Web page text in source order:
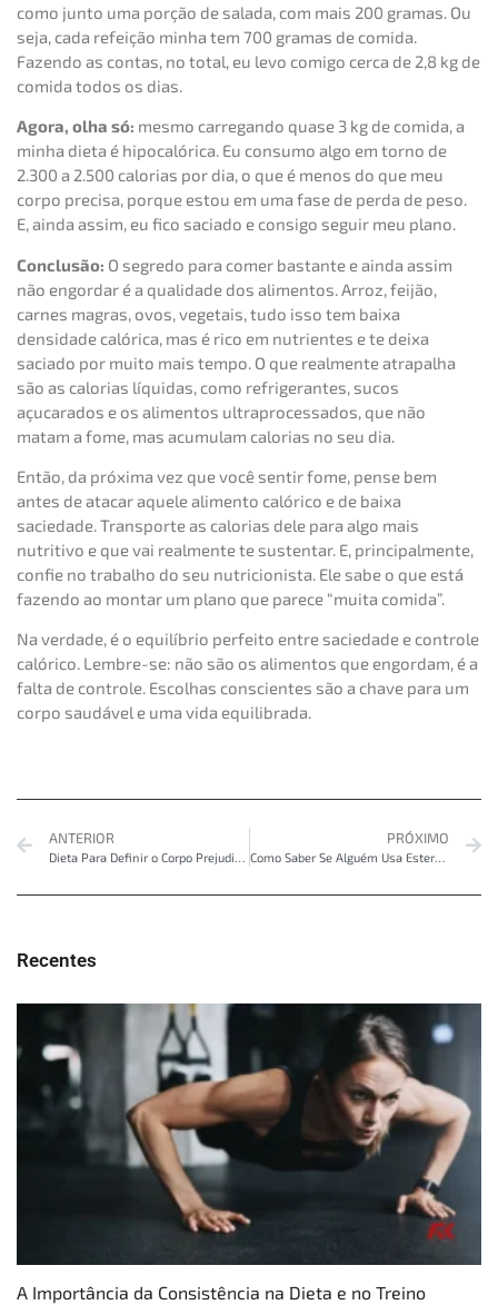
como junto uma porção de salada, com mais 200 gramas. Ou
seja, cada refeição minha tem 700 gramas de comida.
Fazendo as contas, no total, eu levo comigo cerca de 2,8 kg de
comida todos os dias.
Agora, olha só: mesmo carregando quase 3 kg de comida, a
minha dieta é hipocalórica. Eu consumo algo em torno de
2.300 a 2.500 calorias por dia, o que é menos do que meu
corpo precisa, porque estou em uma fase de perda de peso.
E, ainda assim, eu fico saciado e consigo seguir meu plano.
Conclusão: O segredo para comer bastante e ainda assim
não engordar é a qualidade dos alimentos. Arroz, feijão,
carnes magras, ovos, vegetais, tudo isso tem baixa
densidade calórica, mas é rico em nutrientes e te deixa
saciado por muito mais tempo. O que realmente atrapalha
são as calorias líquidas, como refrigerantes, sucos
açucarados e os alimentos ultraprocessados, que não
matam a fome, mas acumulam calorias no seu dia.
Então, da próxima vez que você sentir fome, pense bem
antes de atacar aquele alimento calórico e de baixa
saciedade. Transporte as calorias dele para algo mais
nutritivo e que vai realmente te sustentar. E, principalmente,
confie no trabalho do seu nutricionista. Ele sabe o que está
fazendo ao montar um plano que parece “muita comida”.
Na verdade, é o equilíbrio perfeito entre saciedade e controle
calórico. Lembre-se: não são os alimentos que engordam, é a
falta de controle. Escolhas conscientes são a chave para um
corpo saudável e uma vida equilibrada.
ANTERIOR
Dieta Para Definir o Corpo Prejudica a Libido? Entenda os Riscos e Como Evitá-los
PRÓXIMO
Como Saber Se Alguém Usa Esteroides Para Ganhar Músculos? Desvendando os Segredos
Recentes
A Importância da Consistência na Dieta e no Treino